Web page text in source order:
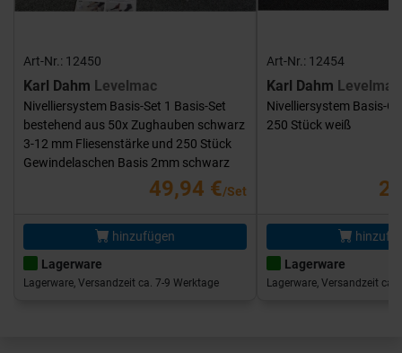
Art-Nr.: 12450
Karl Dahm Levelmac
Nivelliersystem Basis-Set 1 Basis-Set
bestehend aus 50x Zughauben schwarz
3-12 mm Fliesenstärke und 250 Stück
Gewindelaschen Basis 2mm schwarz
49,94 €/Set
hinzufügen
Lagerware
Lagerware, Versandzeit ca. 7-9 Werktage
Art-Nr.: 12454
Karl Dahm Levelmac
Nivelliersystem Basis-
250 Stück weiß
Lagerware
Lagerware, Versandzeit ca.